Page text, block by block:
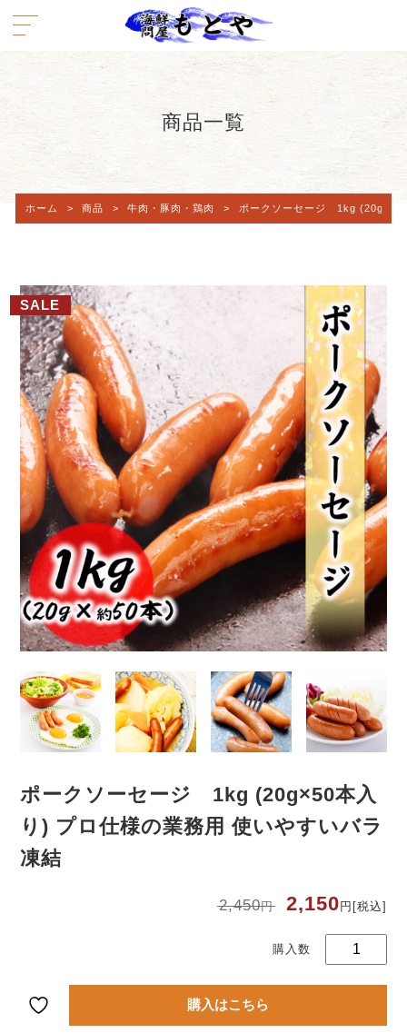
商品一覧
ホーム > 商品 > 牛肉・豚肉・鶏肉 > ポークソーセージ 1kg (20g×50
SALE
ポークソーセージ 1kg (20g×50本入
り) プロ仕様の業務用 使いやすいバラ
凍結
2,450円
元
の
格
で
2,150 円
現
在
価
は
円
[税込]
本
務
い
購入はこちら